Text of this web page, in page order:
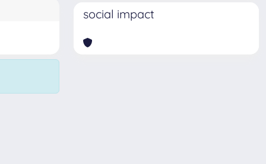
social impact